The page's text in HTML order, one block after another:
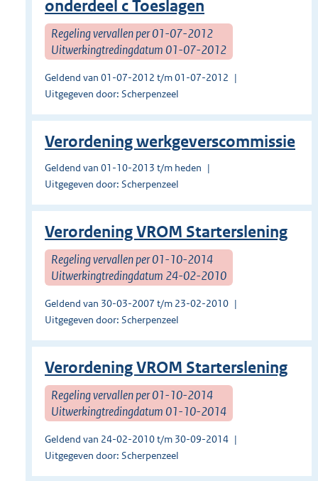
onderdeel c Toeslagen
Regeling vervallen per 01-07-2012
Uitwerkingtredingdatum 01-07-2012
Geldend van 01-07-2012 t/m 01-07-2012
Uitgegeven door: Scherpenzeel
Verordening werkgeverscommissie
Geldend van 01-10-2013 t/m heden
Uitgegeven door: Scherpenzeel
Verordening VROM Starterslening
Regeling vervallen per 01-10-2014
Uitwerkingtredingdatum 24-02-2010
Geldend van 30-03-2007 t/m 23-02-2010
Uitgegeven door: Scherpenzeel
Verordening VROM Starterslening
Regeling vervallen per 01-10-2014
Uitwerkingtredingdatum 01-10-2014
Geldend van 24-02-2010 t/m 30-09-2014
Uitgegeven door: Scherpenzeel